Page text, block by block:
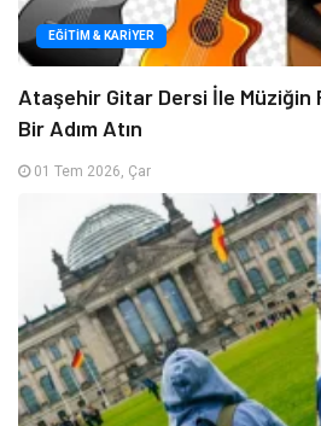
EĞITIM & KARIYER
Ataşehir Gitar Dersi İle
Bir Adım Atın
01 Tem 2026, Çar